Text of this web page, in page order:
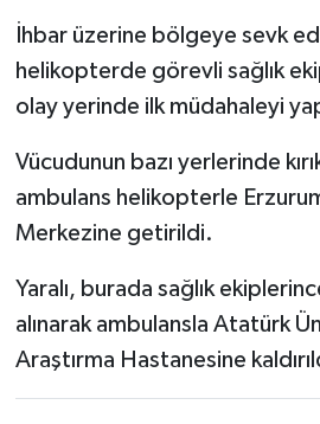
İhbar üzerine bölgeye sevk
helikopterde görevli sağlık
olay yerinde ilk müdahaleyi
Vücudunun bazı yerlerinde
ambulans helikopterle
Merkezine getirildi.
Yaralı, burada sağlık
alınarak ambulansla Atatürk
Araştırma Hastanesine